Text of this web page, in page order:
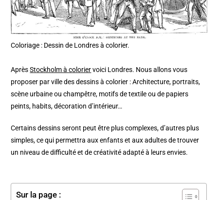
Coloriage : Dessin de Londres à colorier.
AprèsStockholm à coloriervoici Londres. Nous allons vous
proposer par ville des dessins à colorier : Architecture, portraits,
scène urbaine ou champêtre, motifs de textile ou de papiers
peints, habits, décoration d’intérieur…
Certains dessins seront peut être plus complexes, d’autres plus
simples, ce qui permettra aux enfants et aux adultes de trouver
un niveau de difficulté et de créativité adapté à leurs envies.
Sur la page :